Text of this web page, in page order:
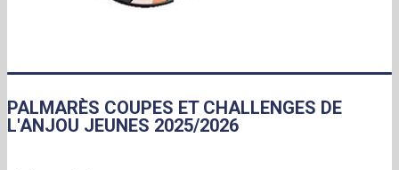
PALMARÈS COUPES ET CHALLENGES DE
L'ANJOU JEUNES 2025/2026